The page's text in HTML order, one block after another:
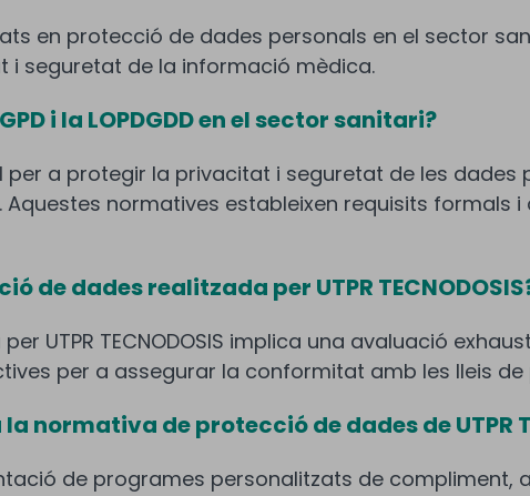
en protecció de dades personals en el sector
i seguretat de la informació mèdica.
i la LOPDGDD en el sector sanitari?
per a protegir la privacitat i seguretat de les
Aquestes normatives estableixen requisits
de dades realitzada per UTPR
UTPR TECNODOSIS implica una avaluació
per a assegurar la conformitat amb les lleis
normativa de protecció de dades de UTPR
de programes personalitzats de